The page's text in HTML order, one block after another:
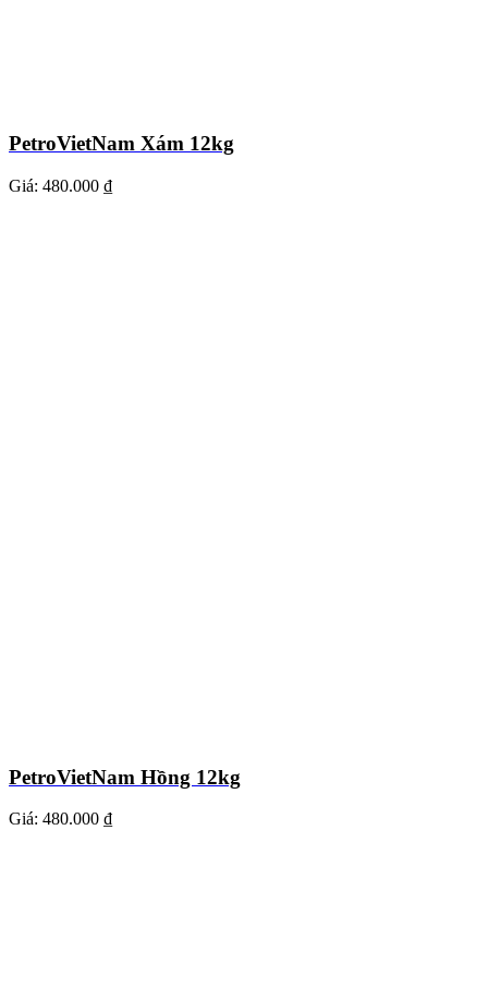
PetroVietNam Xám 12kg
Giá: 480.000 ₫
PetroVietNam Hồng 12kg
Giá: 480.000 ₫